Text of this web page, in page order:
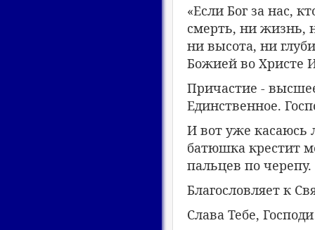
«Если Бог за нас,
смерть, ни жизнь,
ни высота, ни
Божией во Христе
Причастие -
Единственное.
И вот уже касаюсь
батюшка крестит
пальцев по черепу.
Благословляет к
Слава Тебе,